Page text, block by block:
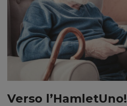
Verso l’HamletUno!